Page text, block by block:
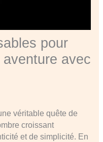
pour
avec
véritable quête de
croissant
et de simplicité. En